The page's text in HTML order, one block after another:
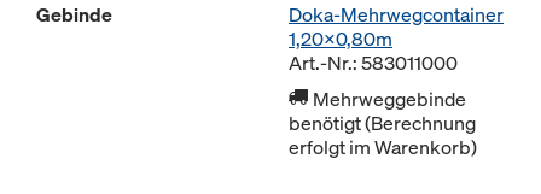
Gebinde
Doka-Mehrwegcontainer
1,20x0,80m
Art.-Nr.: 583011000
Mehrweggebinde
benötigt (Berechnung
erfolgt im Warenkorb)